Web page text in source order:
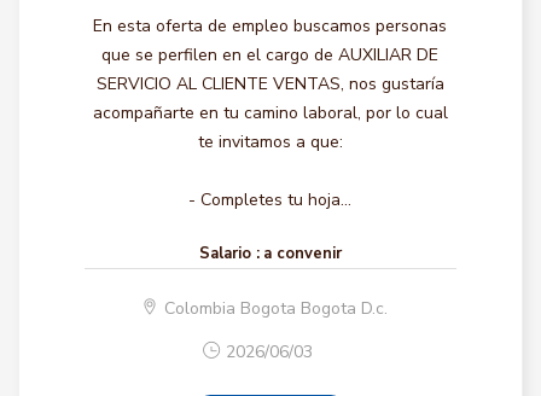
En esta oferta de empleo buscamos personas
que se perfilen en el cargo de AUXILIAR DE
SERVICIO AL CLIENTE VENTAS, nos gustaría
acompañarte en tu camino laboral, por lo cual
te invitamos a que:
- Completes tu hoja...
Salario : a convenir
Colombia Bogota Bogota D.c.
2026/06/03